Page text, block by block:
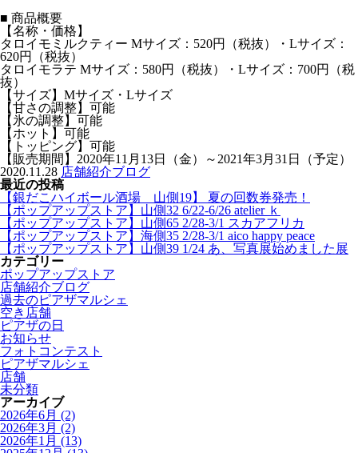
■ 商品概要
【名称・価格】
タロイモミルクティー Mサイズ：520円（税抜）・Lサイズ：
620円（税抜）
タロイモラテ Mサイズ：580円（税抜）・Lサイズ：700円（税
抜）
【サイズ】Mサイズ・Lサイズ
【甘さの調整】可能
【氷の調整】可能
【ホット】可能
【トッピング】可能
【販売期間】2020年11月13日（金）～2021年3月31日（予定）
2020.11.28 店舗紹介ブログ
最近の投稿
【銀だこハイボール酒場 山側19】 夏の回数券発売！
【ポップアップストア】山側32 6/22-6/26 atelier ｋ
【ポップアップストア】山側65 2/28-3/1 スカアフリカ
【ポップアップストア】海側35 2/28-3/1 aico happy peace
【ポップアップストア】山側39 1/24 あ、写真展始めました展
カテゴリー
ポップアップストア
店舗紹介ブログ
過去のピアザマルシェ
空き店舗
ピアザの日
お知らせ
フォトコンテスト
ピアザマルシェ
店舗
未分類
アーカイブ
2026年6月 (2)
2026年3月 (2)
2026年1月 (13)